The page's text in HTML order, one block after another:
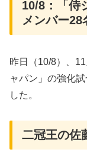
10/8：「侍
メンバー28
昨日（10/8）、
ャパン」の強化
した。
二冠王の佐